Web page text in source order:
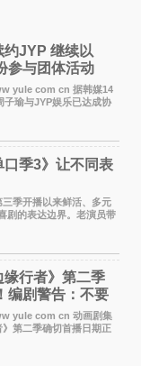
约JYP 继续以
参与团体活动
com cn 据韩媒14
子瑜与JYP娱乐已达成协
约，但她将继续参与
。 周子瑜于2015年通
口季3》让不同表
季开播以来鲜活、多元
剧的表达边界。老演员带
缘行者》第二季
编剧警告：不要
com cn 动画剧集
》第二季确切首播日期正
在Netflix全球上线。此
曾短暂出现这一日期信